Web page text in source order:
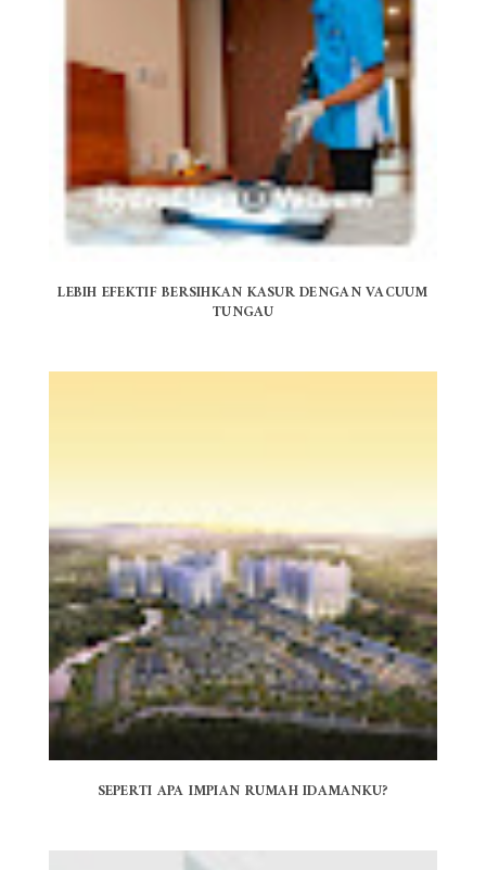
LEBIH EFEKTIF BERSIHKAN KASUR DENGAN VACUUM
TUNGAU
SEPERTI APA IMPIAN RUMAH IDAMANKU?